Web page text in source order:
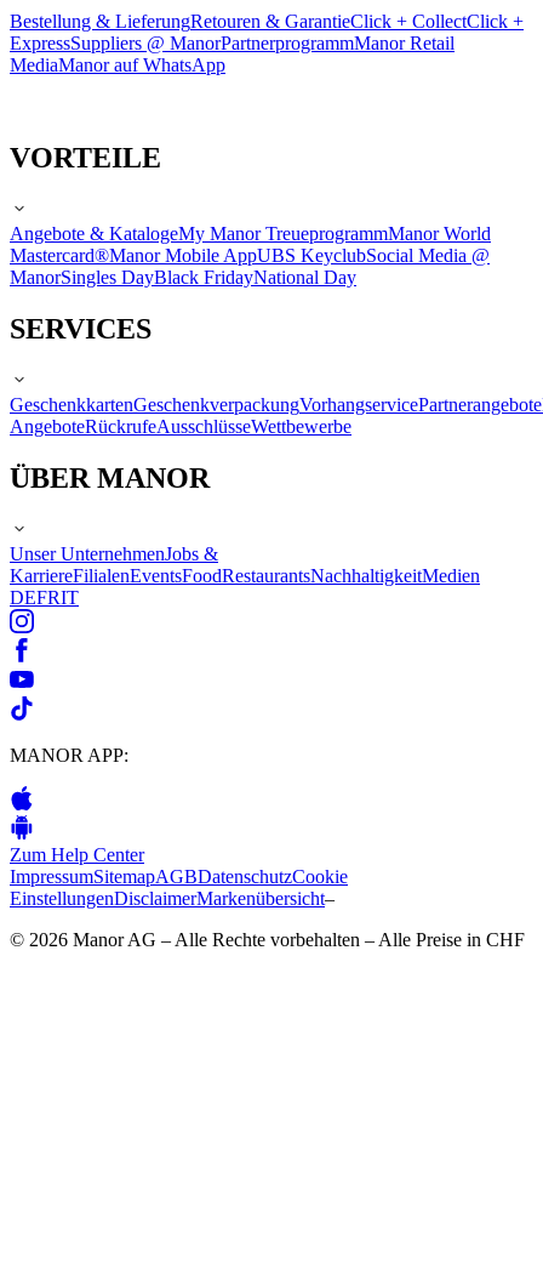
Bestellung & LieferungRetouren & GarantieClick + CollectClick +
ExpressSuppliers @ ManorPartnerprogrammManor Retail
MediaManor auf WhatsApp
VORTEILE
Angebote & KatalogeMy Manor TreueprogrammManor World
Mastercard®Manor Mobile AppUBS KeyclubSocial Media @
ManorSingles DayBlack FridayNational Day
SERVICES
GeschenkkartenGeschenkverpackungVorhangservicePartnerangebote
AngeboteRückrufeAusschlüsseWettbewerbe
ÜBER MANOR
Unser UnternehmenJobs &
KarriereFilialenEventsFoodRestaurantsNachhaltigkeitMedien
DEFRIT
MANOR APP:
Zum Help Center
ImpressumSitemapAGBDatenschutzCookie
EinstellungenDisclaimerMarkenübersicht–
© 2026 Manor AG – Alle Rechte vorbehalten – Alle Preise in CHF